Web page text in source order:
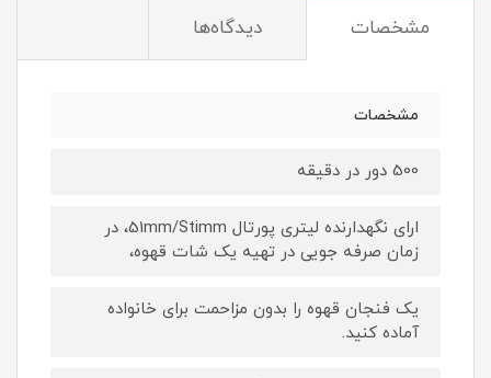
مشخصات دیدگاه‌ها
مشخصات
500 دور در دقیقه
ارای نگهدارنده لیتری پورتال 51mm/Stimm، در
زمان صرفه جویی در تهیه یک شات قهوه،
یک فنجان قهوه را بدون مزاحمت برای خانواده
آماده کنید.